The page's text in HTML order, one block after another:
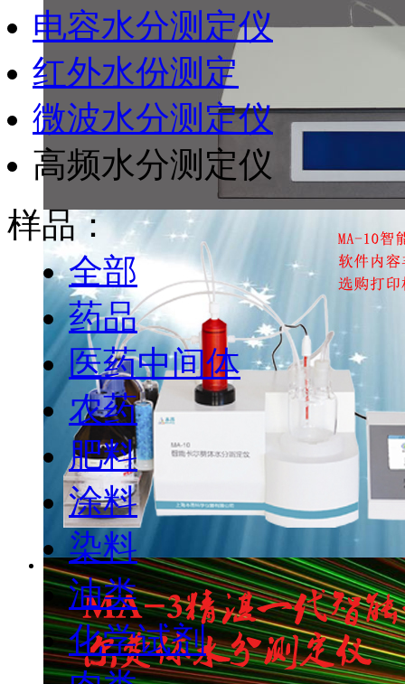
电容水分测定仪
红外水份测定
微波水分测定仪
高频水分测定仪
样品：
全部
药品
医药中间体
农药
肥料
涂料
染料
油类
化学试剂